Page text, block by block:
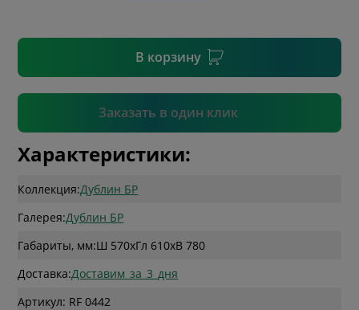
В корзину
Заказать в один клик
Подтвердить
Характеристики:
Коллекция:Дублин БР
Галерея:Дублин БР
Габариты, мм:Ш 570xГл 610xВ 780
Доставка:Доставим_за_3_дня
Артикул: RF 0442